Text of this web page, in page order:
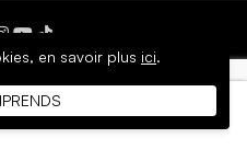
en savoir plus ici.
- 2026 SoftMoc Inc.
Group. Tous droits réservés.